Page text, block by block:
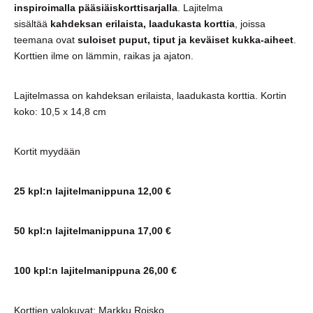
inspiroimalla pääsiäiskorttisarjalla . Lajitelma
sisältää kahdeksan erilaista, laadukasta korttia , joissa
teemana ovat suloiset puput, tiput ja keväiset kukka-aiheet
Korttien ilme on lämmin, raikas ja ajaton.
Lajitelmassa on kahdeksan erilaista, laadukasta korttia. Kortin
koko: 10,5 x 14,8 cm
Kortit myydään
25 kpl:n lajitelmanippuna 12,00 €
50 kpl:n lajitelmanippuna 17,00 €
100 kpl:n lajitelmanippuna 26,00 €
Korttien valokuvat: Markku Roisko